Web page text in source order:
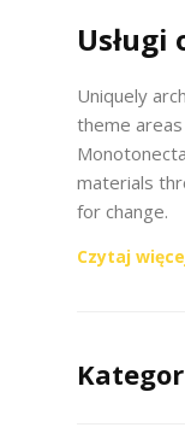
Uniquely
theme
materials
for change.
Czytaj